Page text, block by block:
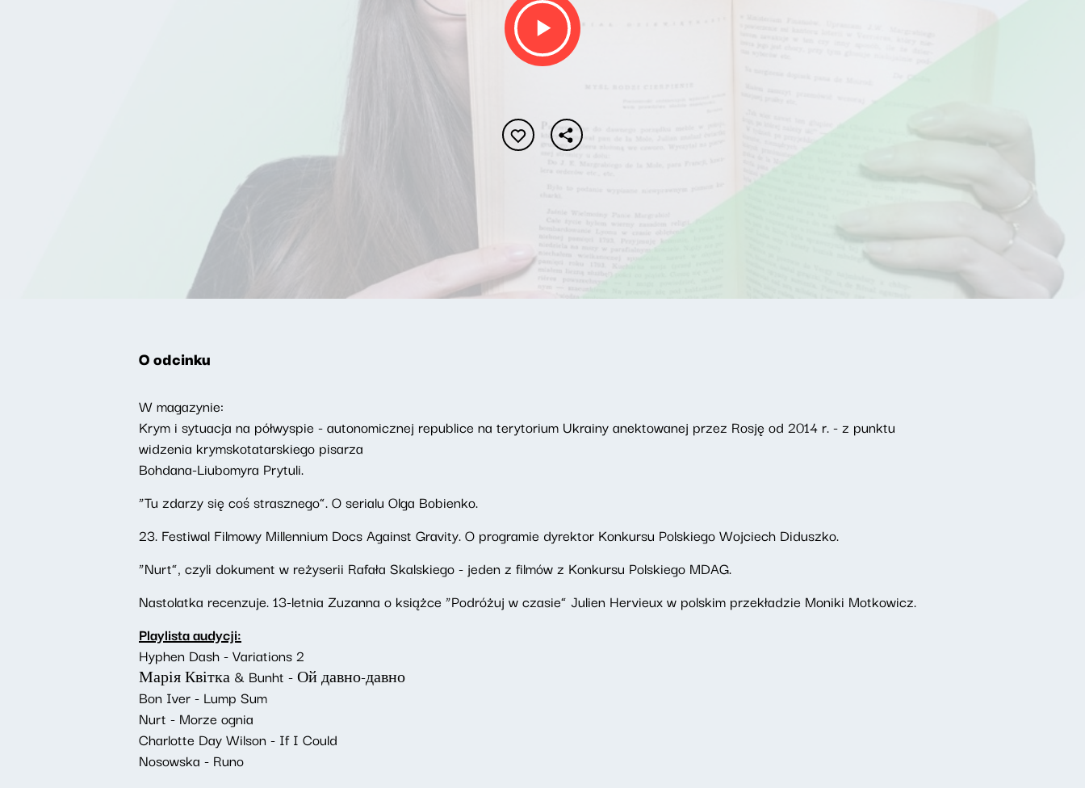
O odcinku
W magazynie:
Krym i sytuacja na półwyspie - autonomicznej republice na terytorium Ukrainy anektowanej przez Rosję od 2014 r. - z punktu
widzenia krymskotatarskiego pisarza
Bohdana-Liubomyra Prytuli.
“Tu zdarzy się coś strasznego”. O serialu Olga Bobienko.
23. Festiwal Filmowy Millennium Docs Against Gravity. O programie dyrektor Konkursu Polskiego Wojciech Diduszko.
“Nurt”, czyli dokument w reżyserii Rafała Skalskiego - jeden z filmów z Konkursu Polskiego MDAG.
Nastolatka recenzuje. 13-letnia Zuzanna o książce “Podróżuj w czasie” Julien Hervieux w polskim przekładzie Moniki Motkowicz.
Playlista audycji:
Hyphen Dash - Variations 2
Марія Квітка & Bunht - Ой давно-давно
Bon Iver - Lump Sum
Nurt - Morze ognia
Charlotte Day Wilson - If I Could
Nosowska - Runo